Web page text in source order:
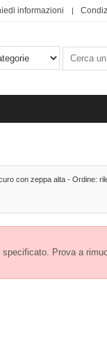
informazioni
con zeppa alta - Ordine:
Prova a